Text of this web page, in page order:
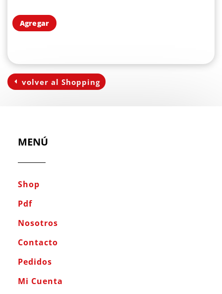
Agregar
volver al Shopping
MENÚ
Shop
Pdf
Nosotros
Contacto
Pedidos
Mi Cuenta